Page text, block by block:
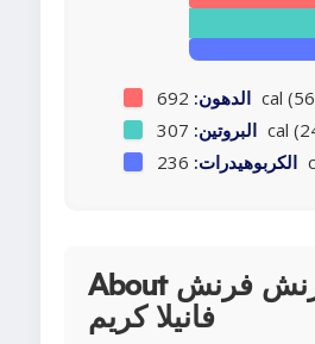
الدهون: 692 cal
البروتين: 307 cal
الكربوهيدرات:
About باور كرنش فرنش
فانيلا كريم